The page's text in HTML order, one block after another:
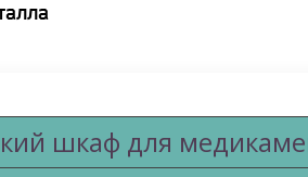
шкаф для